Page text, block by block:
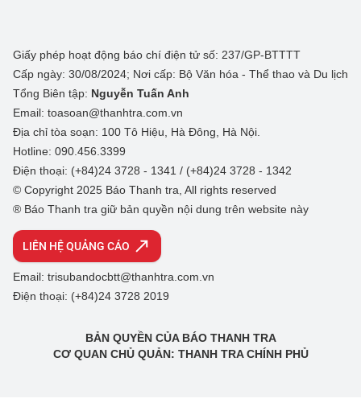
Giấy phép hoạt động báo chí điện tử số: 237/GP-BTTTT
Cấp ngày: 30/08/2024; Nơi cấp: Bộ Văn hóa - Thể thao và Du lịch
Tổng Biên tập: Nguyễn Tuấn Anh
Email: toasoan@thanhtra.com.vn
Địa chỉ tòa soạn: 100 Tô Hiệu, Hà Đông, Hà Nội.
Hotline: 090.456.3399
Điện thoại: (+84)24 3728 - 1341 / (+84)24 3728 - 1342
© Copyright 2025 Báo Thanh tra, All rights reserved
® Báo Thanh tra giữ bản quyền nội dung trên website này
LIÊN HỆ QUẢNG CÁO
Email: trisubandocbtt@thanhtra.com.vn
Điện thoại: (+84)24 3728 2019
BẢN QUYỀN CỦA BÁO THANH TRA
CƠ QUAN CHỦ QUẢN: THANH TRA CHÍNH PHỦ